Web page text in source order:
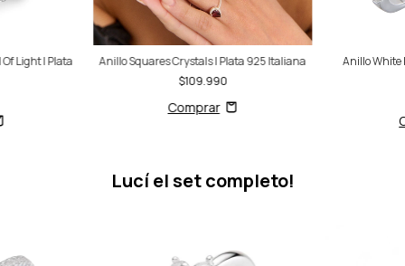
Light | Plata
Anillo Squares Crystals | Plata 925 Italiana
$109.990
Anillo White
Lucí el set completo!